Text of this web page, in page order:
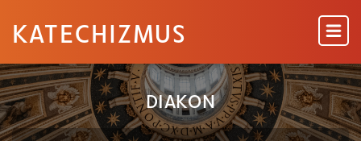
KATECHIZMUS
DIAKON